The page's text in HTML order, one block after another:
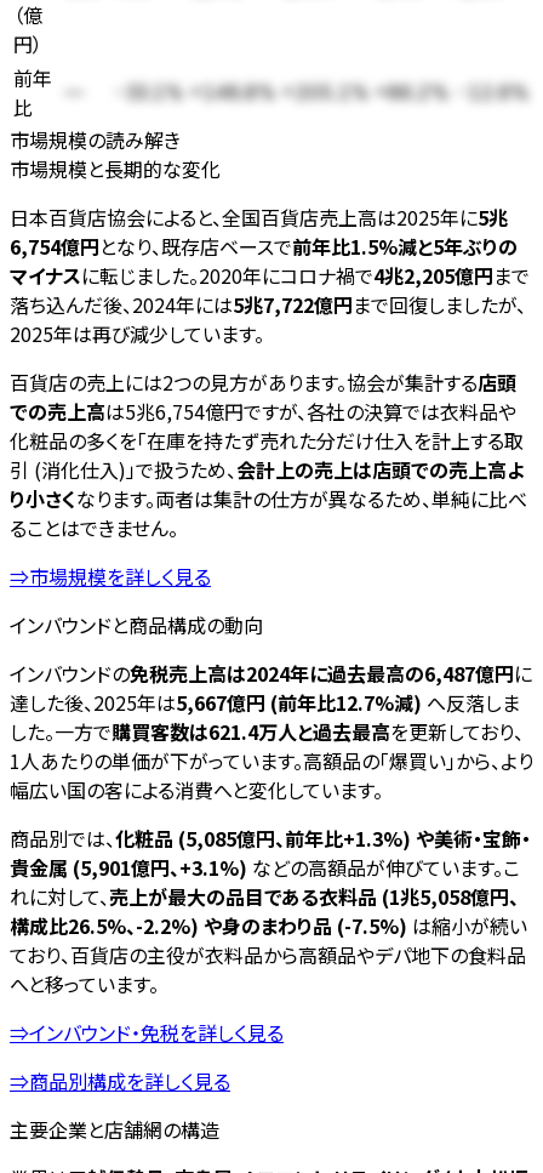
（億
円）
前年
比
-33.1% +148.8% +205.1% +86.2% -12.6%
市場規模の読み解き
市場規模と長期的な変化
日本百貨店協会によると、全国百貨店売上高は2025年に5兆
6,754億円となり、既存店ベースで前年比1.5%減と5年ぶりの
マイナスに転じました。2020年にコロナ禍で4兆2,205億円まで
落ち込んだ後、2024年には5兆7,722億円まで回復しましたが、
2025年は再び減少しています。
百貨店の売上には2つの見方があります。協会が集計する店頭
での売上高は5兆6,754億円ですが、各社の決算では衣料品や
化粧品の多くを「在庫を持たず売れた分だけ仕入を計上する取
引 (消化仕入)」で扱うため、会計上の売上は店頭での売上高よ
り小さくなります。両者は集計の仕方が異なるため、単純に比べ
ることはできません。
⇒市場規模を詳しく見る
インバウンドと商品構成の動向
インバウンドの免税売上高は2024年に過去最高の6,487億円に
達した後、2025年は5,667億円 (前年比12.7%減) へ反落しま
した。一方で購買客数は621.4万人と過去最高を更新しており、
1人あたりの単価が下がっています。高額品の「爆買い」から、より
幅広い国の客による消費へと変化しています。
商品別では、化粧品 (5,085億円、前年比+1.3%) や美術・宝飾・
貴金属 (5,901億円、+3.1%) などの高額品が伸びています。こ
れに対して、売上が最大の品目である衣料品 (1兆5,058億円、
構成比26.5%、-2.2%) や身のまわり品 (-7.5%) は縮小が続い
ており、百貨店の主役が衣料品から高額品やデパ地下の食料品
へと移っています。
⇒インバウンド・免税を詳しく見る
⇒商品別構成を詳しく見る
主要企業と店舗網の構造